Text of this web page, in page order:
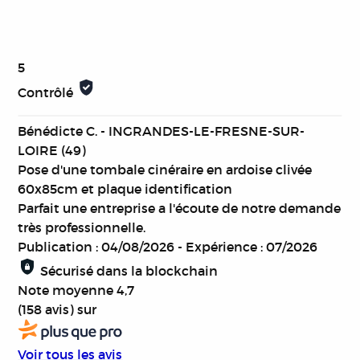
5
Contrôlé
Bénédicte C. - INGRANDES-LE-FRESNE-SUR-
LOIRE (49)
Pose d'une tombale cinéraire en ardoise clivée
60x85cm et plaque identification
Parfait une entreprise a l'écoute de notre demande
très professionnelle.
Publication : 04/08/2026 - Expérience : 07/2026
Sécurisé dans la blockchain
Note moyenne4,7
(158 avis)sur
Voir tous les avis